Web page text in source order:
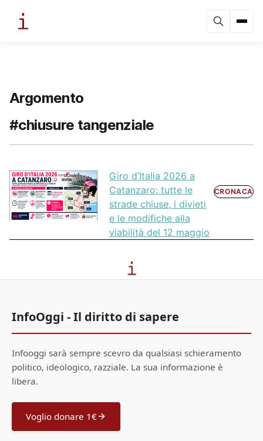
Argomento
#chiusure tangenziale
Giro d’Italia 2026 a
Catanzaro: tutte le
strade chiuse, i divieti
e le modifiche alla
viabilità del 12 maggio
CRONACA
InfoOggi - Il diritto di sapere
Infooggi sarà sempre scevro da qualsiasi schieramento
politico, ideologico, razziale. La sua informazione è
libera.
Voglio donare 1€